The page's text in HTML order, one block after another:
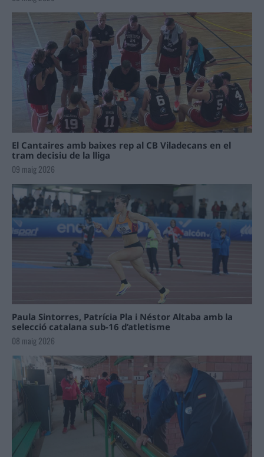
El Cantaires amb baixes rep al CB Viladecans en el
tram decisiu de la lliga
09 maig 2026
Paula Sintorres, Patrícia Pla i Néstor Altaba amb la
selecció catalana sub-16 d’atletisme
08 maig 2026